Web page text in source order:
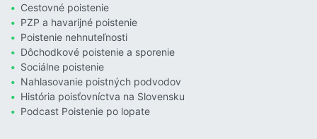
Cestovné poistenie
PZP a havarijné poistenie
Poistenie nehnuteľnosti
Dôchodkové poistenie a sporenie
Sociálne poistenie
Nahlasovanie poistných podvodov
História poisťovníctva na Slovensku
Podcast Poistenie po lopate